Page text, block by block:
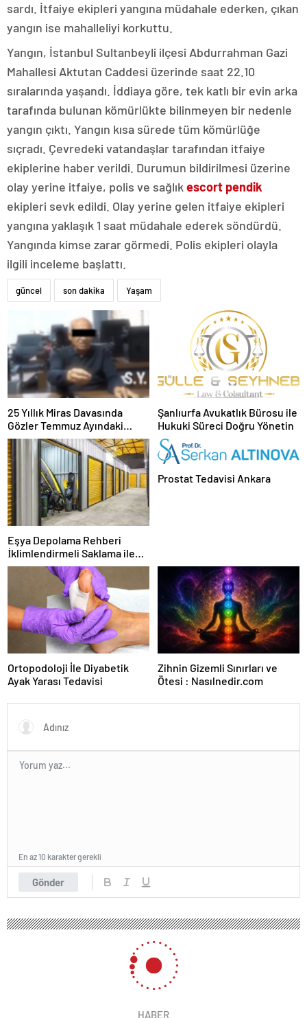
sardı. İtfaiye ekipleri yangına müdahale ederken, çıkan
yangın ise mahalleliyi korkuttu.
Yangın, İstanbul Sultanbeyli ilçesi Abdurrahman Gazi
Mahallesi Aktutan Caddesi üzerinde saat 22.10
sıralarında yaşandı. İddiaya göre, tek katlı bir evin arka
tarafında bulunan kömürlükte bilinmeyen bir nedenle
yangın çıktı. Yangın kısa sürede tüm kömürlüğe
sıçradı. Çevredeki vatandaşlar tarafından itfaiye
ekiplerine haber verildi. Durumun bildirilmesi üzerine
olay yerine itfaiye, polis ve sağlık escort pendik
ekipleri sevk edildi. Olay yerine gelen itfaiye ekipleri
yangına yaklaşık 1 saat müdahale ederek söndürdü.
Yangında kimse zarar görmedi. Polis ekipleri olayla
ilgili inceleme başlattı.
güncel son dakika Yaşam
25 Yıllık Miras Davasında
Gözler Temmuz Ayındaki
Karar Duruşmasına Çevrildi
Şanlıurfa Avukatlık Bürosu ile
Hukuki Süreci Doğru Yönetin
Eşya Depolama Rehberi
İklimlendirmeli Saklama ile
Güvenli Kullanım
Prostat Tedavisi Ankara
Ortopodoloji İle Diyabetik
Ayak Yarası Tedavisi
Zihnin Gizemli Sınırları ve
Ötesi : Nasılnedir.com
Gönder
En az 10 karakter gerekli
HABER